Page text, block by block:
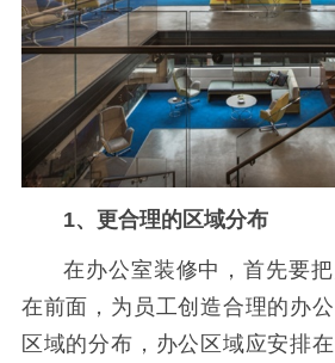
1、更合理的区域分布
在办公室装修中，首先要
在前面，为员工创造合理的办
区域的分布，办公区域应安排